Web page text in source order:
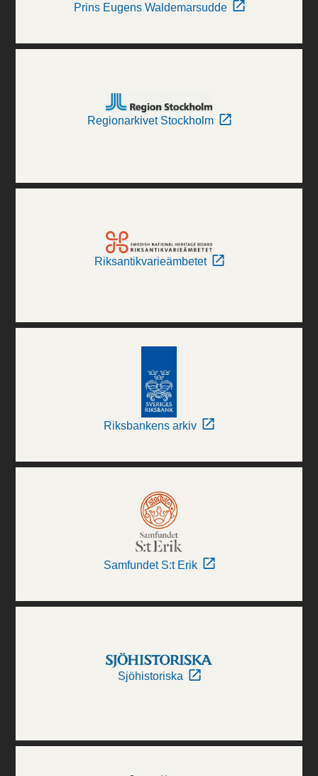
Prins Eugens Waldemarsudde
Regionarkivet Stockholm
Riksantikvarieämbetet
Riksbankens arkiv
Samfundet S:t Erik
Sjöhistoriska